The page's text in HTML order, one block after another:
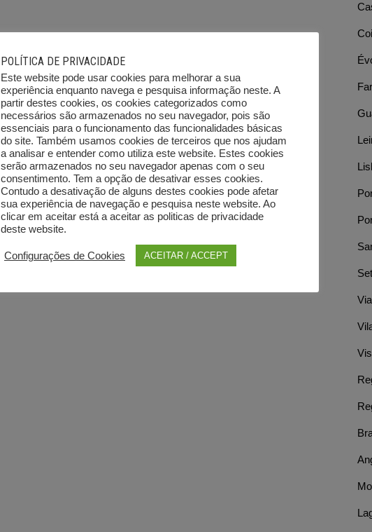
POLÍTICA DE PRIVACIDADE
Este website pode usar cookies para melhorar a sua
experiência enquanto navega e pesquisa informação neste. A
partir destes cookies, os cookies categorizados como
necessários são armazenados no seu navegador, pois são
essenciais para o funcionamento das funcionalidades básicas
do site. Também usamos cookies de terceiros que nos ajudam
a analisar e entender como utiliza este website. Estes cookies
serão armazenados no seu navegador apenas com o seu
consentimento. Tem a opção de desativar esses cookies.
Contudo a desativação de alguns destes cookies pode afetar
sua experiência de navegação e pesquisa neste website. Ao
clicar em aceitar está a aceitar as politicas de privacidade
deste website.
Configurações de Cookies ACEITAR / ACCEPT